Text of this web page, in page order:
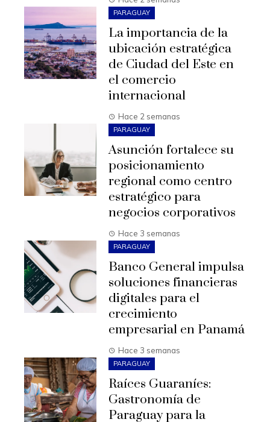
PARAGUAY
La importancia de la
ubicación estratégica
de Ciudad del Este en
el comercio
internacional
Hace 2 semanas
PARAGUAY
Asunción fortalece su
posicionamiento
regional como centro
estratégico para
negocios corporativos
Hace 3 semanas
PARAGUAY
Banco General impulsa
soluciones financieras
digitales para el
crecimiento
empresarial en Panamá
Hace 3 semanas
PARAGUAY
Raíces Guaraníes:
Gastronomía de
Paraguay para la